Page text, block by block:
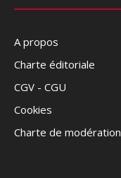
A propos
Charte éditoriale
CGV - CGU
Cookies
Charte de modération